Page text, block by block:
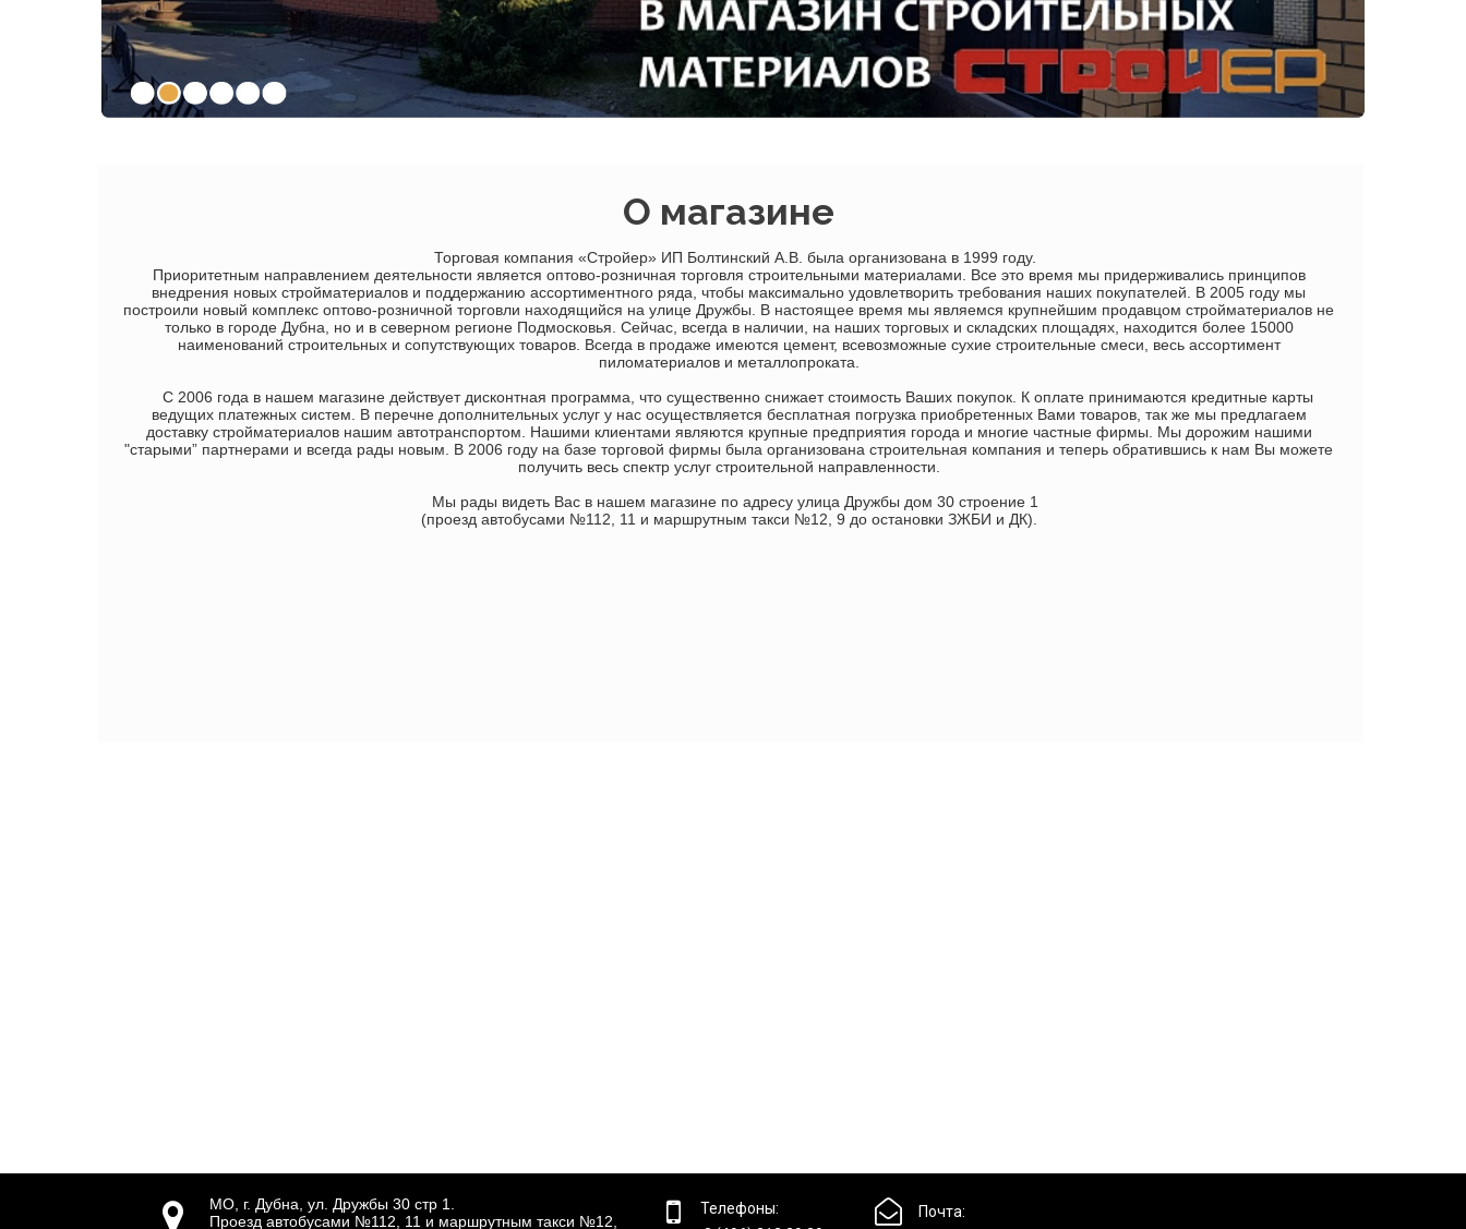
О магазине
Торговая компания «Стройер» ИП Болтинский А.В. была организована в 1999 году.
Приоритетным направлением деятельности является оптово-розничная торговля строительными материалами. Все это время мы придерживались принципов
внедрения новых стройматериалов и поддержанию ассортиментного ряда, чтобы максимально удовлетворить требования наших покупателей. В 2005 году мы
построили новый комплекс оптово-розничной торговли находящийся на улице Дружбы. В настоящее время мы являемся крупнейшим продавцом стройматериалов не
только в городе Дубна, но и в северном регионе Подмосковья. Сейчас, всегда в наличии, на наших торговых и складских площадях, находится более 15000
наименований строительных и сопутствующих товаров. Всегда в продаже имеются цемент, всевозможные сухие строительные смеси, весь ассортимент
пиломатериалов и металлопроката.
С 2006 года в нашем магазине действует дисконтная программа, что существенно снижает стоимость Ваших покупок. К оплате принимаются кредитные карты
ведущих платежных систем. В перечне дополнительных услуг у нас осуществляется бесплатная погрузка приобретенных Вами товаров, так же мы предлагаем
доставку стройматериалов нашим автотранспортом. Нашими клиентами являются крупные предприятия города и многие частные фирмы. Мы дорожим нашими
"старыми” партнерами и всегда рады новым. В 2006 году на базе торговой фирмы была организована строительная компания и теперь обратившись к нам Вы можете
получить весь спектр услуг строительной направленности.
Мы рады видеть Вас в нашем магазине по адресу улица Дружбы дом 30 строение 1
(проезд автобусами №112, 11 и маршрутным такси №12, 9 до остановки ЗЖБИ и ДК).
МО, г. Дубна, ул. Дружбы 30 стр 1.
Проезд автобусами №112, 11 и маршрутным такси №12,
Телефоны:
  Почта:
